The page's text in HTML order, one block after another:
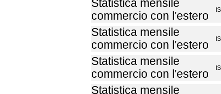
Statistica mensile
commercio con l'estero
Statistica mensile
commercio con l'estero
Statistica mensile
commercio con l'estero
Statistica mensile